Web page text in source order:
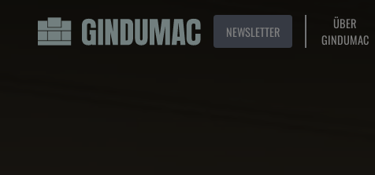
NEWSLETTER
ÜBER
GINDUMAC